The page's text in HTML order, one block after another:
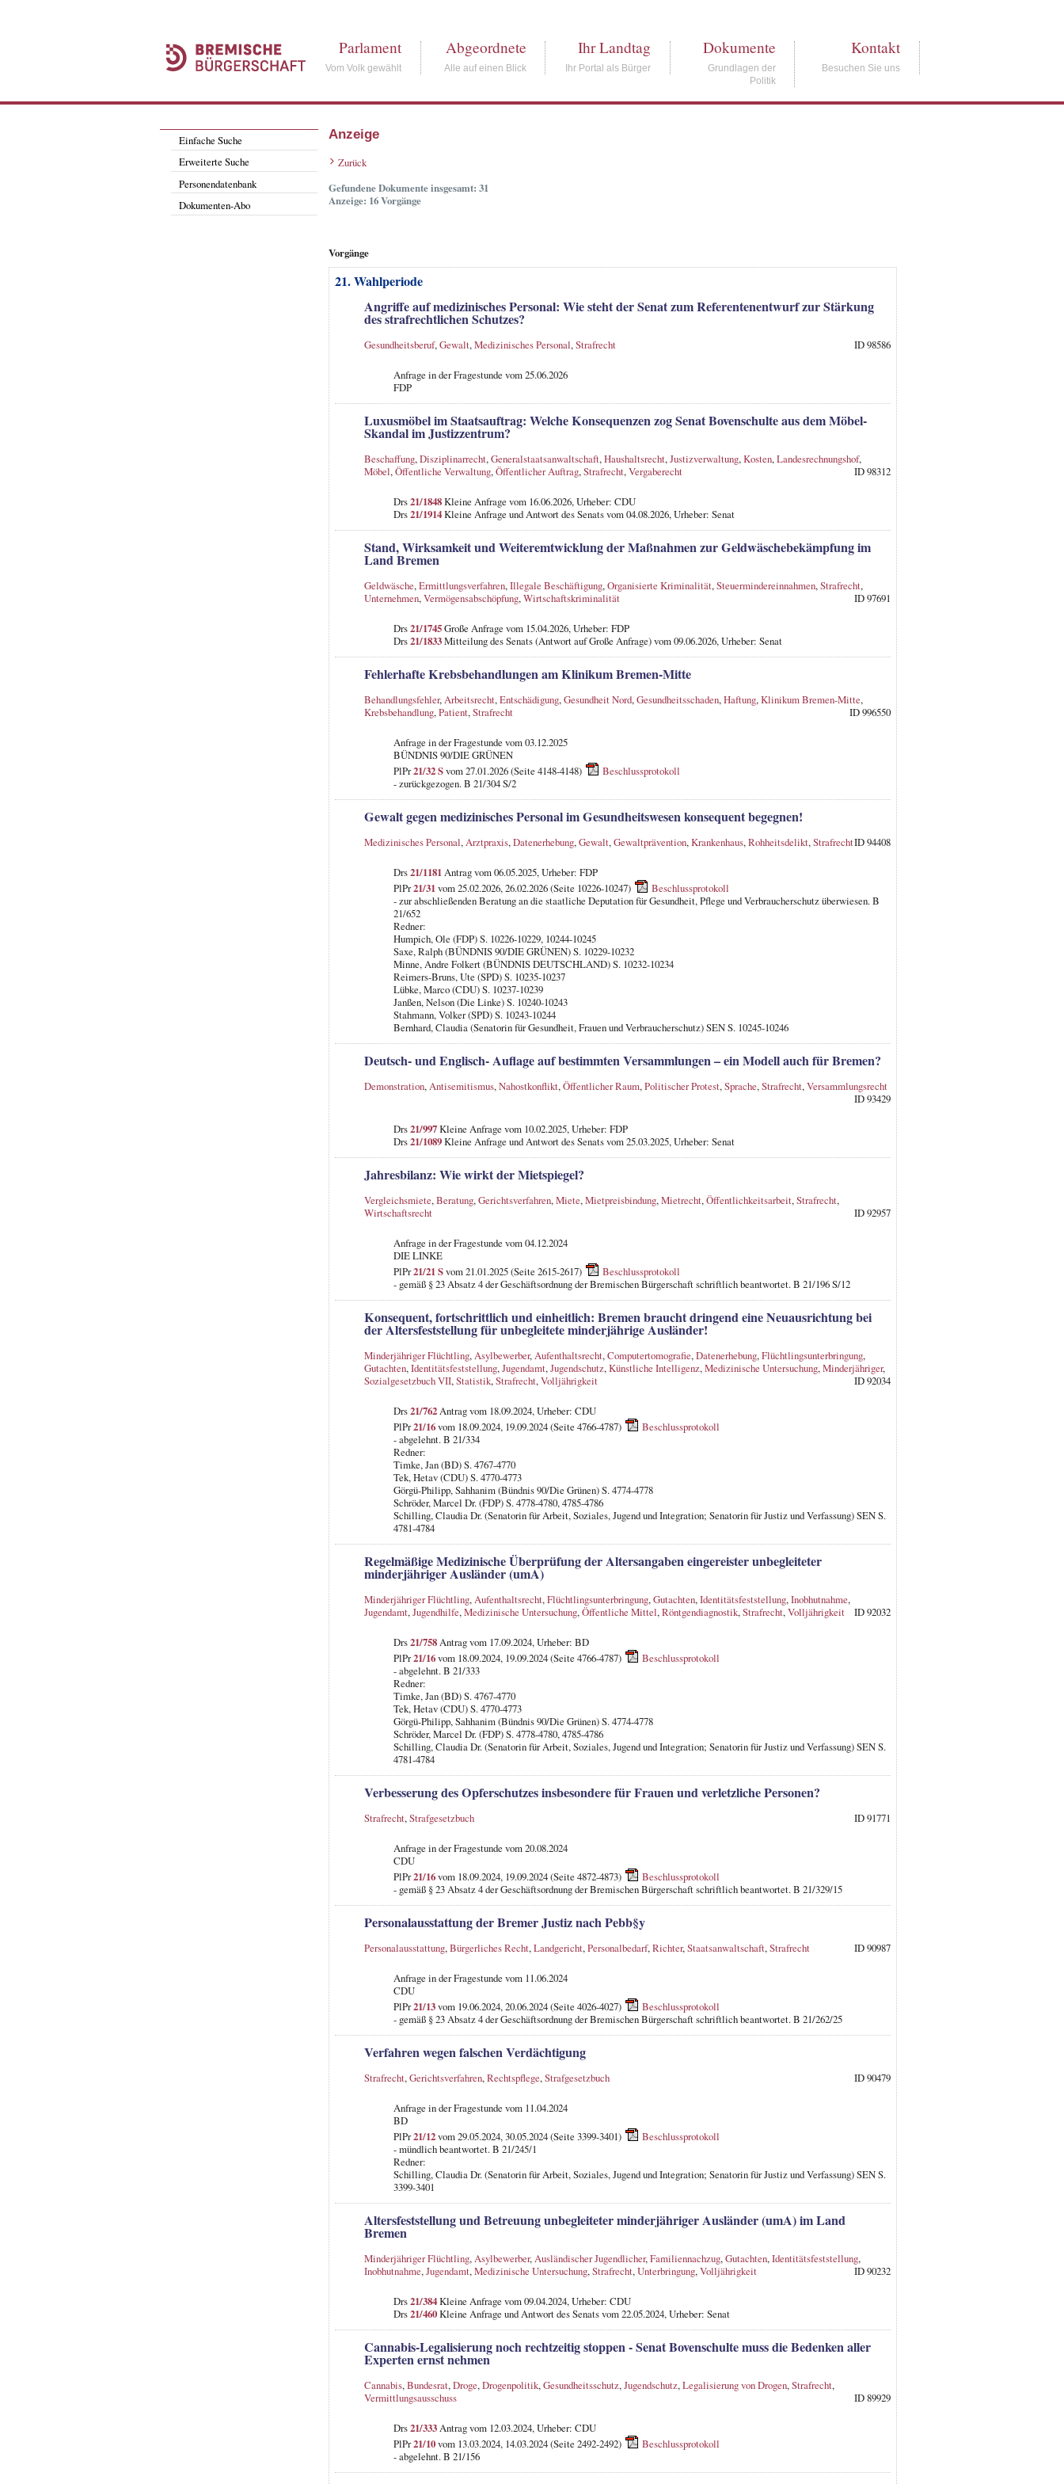
Parlament
Vom Volk gewählt
Abgeordnete
Alle auf einen Blick
Ihr Landtag
Ihr Portal als Bürger
Dokumente
Grundlagen der
Politik
Kontakt
Besuchen Sie uns
Einfache Suche
Erweiterte Suche
Personendatenbank
Dokumenten-Abo
Anzeige
Zurück
Gefundene Dokumente insgesamt: 31
Anzeige: 16 Vorgänge
Vorgänge
21. Wahlperiode
Angriffe auf medizinisches Personal: Wie steht der Senat zum Referentenentwurf zur Stärkung
des strafrechtlichen Schutzes?
Gesundheitsberuf,Gewalt,Medizinisches Personal,Strafrecht ID 98586
Anfrage in der Fragestundevom 25.06.2026
FDP
Luxusmöbel im Staatsauftrag: Welche Konsequenzen zog Senat Bovenschulte aus dem Möbel-
Skandal im Justizzentrum?
Beschaffung,Disziplinarrecht,Generalstaatsanwaltschaft,Haushaltsrecht,Justizverwaltung,Kosten,Landesrechnungshof,
Möbel,Öffentliche Verwaltung,Öffentlicher Auftrag,Strafrecht,Vergaberecht ID 98312
Drs21/1848Kleine Anfrage vom 16.06.2026, Urheber: CDU
Drs21/1914Kleine Anfrage und Antwort des Senats vom 04.08.2026, Urheber: Senat
Stand, Wirksamkeit und Weiteremtwicklung der Maßnahmen zur Geldwäschebekämpfung im
Land Bremen
Geldwäsche,Ermittlungsverfahren,Illegale Beschäftigung,Organisierte Kriminalität,Steuermindereinnahmen,Strafrecht,
Unternehmen,Vermögensabschöpfung,Wirtschaftskriminalität ID 97691
Drs21/1745Große Anfrage vom 15.04.2026, Urheber: FDP
Drs21/1833Mitteilung des Senats (Antwort auf Große Anfrage) vom 09.06.2026, Urheber: Senat
Fehlerhafte Krebsbehandlungen am Klinikum Bremen-Mitte
Behandlungsfehler,Arbeitsrecht,Entschädigung,Gesundheit Nord,Gesundheitsschaden,Haftung,Klinikum Bremen-Mitte,
Krebsbehandlung,Patient,Strafrecht ID 996550
Anfrage in der Fragestundevom 03.12.2025
BÜNDNIS 90/DIE GRÜNEN
PlPr21/32 Svom 27.01.2026 (Seite 4148-4148)
Beschlussprotokoll
- zurückgezogen. B 21/304 S/2
Gewalt gegen medizinisches Personal im Gesundheitswesen konsequent begegnen!
Medizinisches Personal,Arztpraxis,Datenerhebung,Gewalt,Gewaltprävention,Krankenhaus,Rohheitsdelikt,StrafrechtID 94408
Drs21/1181Antrag vom 06.05.2025, Urheber: FDP
PlPr21/31vom 25.02.2026, 26.02.2026 (Seite 10226-10247)
Beschlussprotokoll
- zur abschließenden Beratung an die staatliche Deputation für Gesundheit, Pflege und Verbraucherschutz überwiesen. B
21/652
Redner:
Humpich, Ole (FDP) S. 10226-10229, 10244-10245
Saxe, Ralph (BÜNDNIS 90/DIE GRÜNEN) S. 10229-10232
Minne, Andre Folkert (BÜNDNIS DEUTSCHLAND) S. 10232-10234
Reimers-Bruns, Ute (SPD) S. 10235-10237
Lübke, Marco (CDU) S. 10237-10239
Janßen, Nelson (Die Linke) S. 10240-10243
Stahmann, Volker (SPD) S. 10243-10244
Bernhard, Claudia (Senatorin für Gesundheit, Frauen und Verbraucherschutz) SEN S. 10245-10246
Deutsch- und Englisch- Auflage auf bestimmten Versammlungen – ein Modell auch für Bremen?
Demonstration,Antisemitismus,Nahostkonflikt,Öffentlicher Raum,Politischer Protest,Sprache,Strafrecht,Versammlungsrecht
ID 93429
Drs21/997Kleine Anfrage vom 10.02.2025, Urheber: FDP
Drs21/1089Kleine Anfrage und Antwort des Senats vom 25.03.2025, Urheber: Senat
Jahresbilanz: Wie wirkt der Mietspiegel?
Vergleichsmiete,Beratung,Gerichtsverfahren,Miete,Mietpreisbindung,Mietrecht,Öffentlichkeitsarbeit,Strafrecht,
Wirtschaftsrecht
ID 92957
Anfrage in der Fragestundevom 04.12.2024
DIE LINKE
PlPr21/21 Svom 21.01.2025 (Seite 2615-2617)
Beschlussprotokoll
- gemäß § 23 Absatz 4 der Geschäftsordnung der Bremischen Bürgerschaft schriftlich beantwortet. B 21/196 S/12
Konsequent, fortschrittlich und einheitlich: Bremen braucht dringend eine Neuausrichtung bei
der Altersfeststellung für unbegleitete minderjährige Ausländer!
Minderjähriger Flüchtling,Asylbewerber,Aufenthaltsrecht,Computertomografie,Datenerhebung,Flüchtlingsunterbringung,
Gutachten,Identitätsfeststellung,Jugendamt,Jugendschutz,Künstliche Intelligenz,Medizinische Untersuchung,Minderjähriger,
Sozialgesetzbuch VII,Statistik,Strafrecht,Volljährigkeit ID 92034
Drs21/762Antrag vom 18.09.2024, Urheber: CDU
PlPr21/16vom 18.09.2024, 19.09.2024 (Seite 4766-4787)
Beschlussprotokoll
- abgelehnt. B 21/334
Redner:
Timke, Jan (BD) S. 4767-4770
Tek, Hetav (CDU) S. 4770-4773
Görgü-Philipp, Sahhanim (Bündnis 90/Die Grünen) S. 4774-4778
Schröder, Marcel Dr. (FDP) S. 4778-4780, 4785-4786
Schilling, Claudia Dr. (Senatorin für Arbeit, Soziales, Jugend und Integration; Senatorin für Justiz und Verfassung) SEN S.
4781-4784
Regelmäßige Medizinische Überprüfung der Altersangaben eingereister unbegleiteter
minderjähriger Ausländer (umA)
Minderjähriger Flüchtling,Aufenthaltsrecht,Flüchtlingsunterbringung,Gutachten,Identitätsfeststellung,Inobhutnahme,
Jugendamt,Jugendhilfe,Medizinische Untersuchung,Öffentliche Mittel,Röntgendiagnostik,Strafrecht,Volljährigkeit ID 92032
Drs21/758Antrag vom 17.09.2024, Urheber: BD
PlPr21/16vom 18.09.2024, 19.09.2024 (Seite 4766-4787)
Beschlussprotokoll
- abgelehnt. B 21/333
Redner:
Timke, Jan (BD) S. 4767-4770
Tek, Hetav (CDU) S. 4770-4773
Görgü-Philipp, Sahhanim (Bündnis 90/Die Grünen) S. 4774-4778
Schröder, Marcel Dr. (FDP) S. 4778-4780, 4785-4786
Schilling, Claudia Dr. (Senatorin für Arbeit, Soziales, Jugend und Integration; Senatorin für Justiz und Verfassung) SEN S.
4781-4784
Verbesserung des Opferschutzes insbesondere für Frauen und verletzliche Personen?
Strafrecht,Strafgesetzbuch ID 91771
Anfrage in der Fragestundevom 20.08.2024
CDU
PlPr21/16vom 18.09.2024, 19.09.2024 (Seite 4872-4873)
Beschlussprotokoll
- gemäß § 23 Absatz 4 der Geschäftsordnung der Bremischen Bürgerschaft schriftlich beantwortet. B 21/329/15
Personalausstattung der Bremer Justiz nach Pebb§y
Personalausstattung,Bürgerliches Recht,Landgericht,Personalbedarf,Richter,Staatsanwaltschaft,Strafrecht ID 90987
Anfrage in der Fragestundevom 11.06.2024
CDU
PlPr21/13vom 19.06.2024, 20.06.2024 (Seite 4026-4027)
Beschlussprotokoll
- gemäß § 23 Absatz 4 der Geschäftsordnung der Bremischen Bürgerschaft schriftlich beantwortet. B 21/262/25
Verfahren wegen falschen Verdächtigung
Strafrecht,Gerichtsverfahren,Rechtspflege,Strafgesetzbuch ID 90479
Anfrage in der Fragestundevom 11.04.2024
BD
PlPr21/12vom 29.05.2024, 30.05.2024 (Seite 3399-3401)
Beschlussprotokoll
- mündlich beantwortet. B 21/245/1
Redner:
Schilling, Claudia Dr. (Senatorin für Arbeit, Soziales, Jugend und Integration; Senatorin für Justiz und Verfassung) SEN S.
3399-3401
Altersfeststellung und Betreuung unbegleiteter minderjähriger Ausländer (umA) im Land
Bremen
Minderjähriger Flüchtling,Asylbewerber,Ausländischer Jugendlicher,Familiennachzug,Gutachten,Identitätsfeststellung,
Inobhutnahme,Jugendamt,Medizinische Untersuchung,Strafrecht,Unterbringung,Volljährigkeit ID 90232
Drs21/384Kleine Anfrage vom 09.04.2024, Urheber: CDU
Drs21/460Kleine Anfrage und Antwort des Senats vom 22.05.2024, Urheber: Senat
Cannabis-Legalisierung noch rechtzeitig stoppen - Senat Bovenschulte muss die Bedenken aller
Experten ernst nehmen
Cannabis,Bundesrat,Droge,Drogenpolitik,Gesundheitsschutz,Jugendschutz,Legalisierung von Drogen,Strafrecht,
Vermittlungsausschuss
ID 89929
Drs21/333Antrag vom 12.03.2024, Urheber: CDU
PlPr21/10vom 13.03.2024, 14.03.2024 (Seite 2492-2492)
Beschlussprotokoll
- abgelehnt. B 21/156